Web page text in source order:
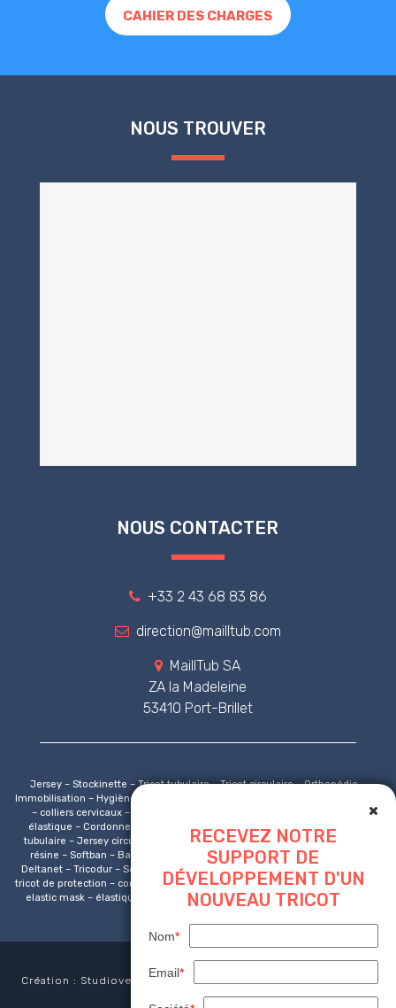
CAHIER DES CHARGES
NOUS TROUVER
NOUS CONTACTER
+33 2 43 68 83 86
direction@mailltub.com
MaillTub SA
ZA la Madeleine
53410 Port-Brillet
Jersey – Stockinette – Tricot tubulaire – Tricot circulaire – Orthopédie –
Immobilisation – Hygiène – Protection respiratoire – Attelles – Collier cervical
– colliers cervicaux – Marquage CE – Pansement – Bandage – Cordon
élastique – Cordonnet – Bande sous platre – Masque non tissé – Jersey
tubulaire – Jersey circulaire – Bande platrée – Platre de paris – Bande de
résine – Softban – Bandage tubulaire – Tensogrip – jersey compressif –
Deltanet – Tricodur – Softgrip – Géotextile – Bord-côte – Carnex – Franet –
tricot de protection – comfifast – comfigrip – tubigrip – bord-côte – ear loop –
elastic mask – élastique fixation – elastic polypro – elastic polypropylen –
Création : Studioversion2.com |Mentions légales|CGU|Plan
du site
RECEVEZ NOTRE
SUPPORT DE
DÉVELOPPEMENT D'UN
NOUVEAU TRICOT
Nom*
Email*